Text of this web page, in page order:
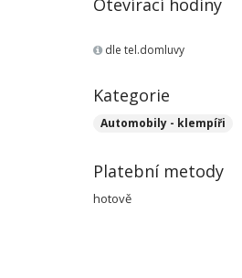
Otevírací hodiny
dle tel.domluvy
Kategorie
Automobily - klempíři
Platební metody
hotově